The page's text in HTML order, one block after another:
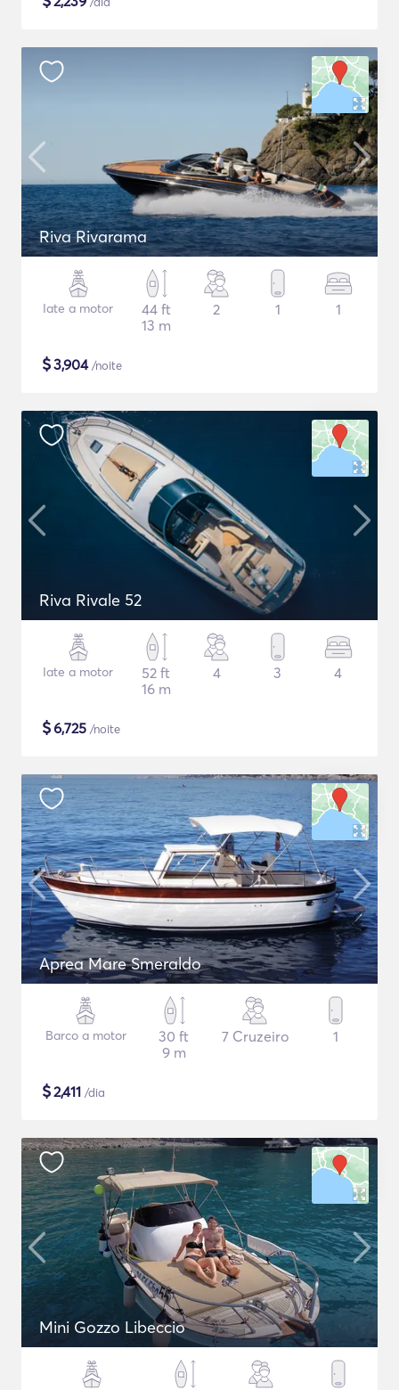
Riva Rivarama
Iate a motor
44 ft
13 m
2 1 1
$3,904/noite
Riva Rivale 52
Iate a motor
52 ft
16 m
4 3 4
$6,725 /noite
Aprea Mare Smeraldo
Barco a motor
30 ft
9 m
7 Cruzeiro 1
$2,411 /dia
Mini Gozzo Libeccio